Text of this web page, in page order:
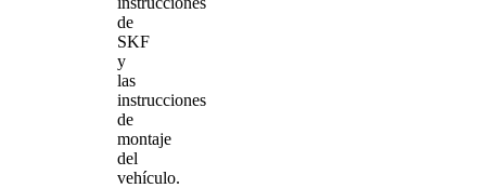
de
SKF
y
las
instrucciones
de
montaje
del
vehículo.